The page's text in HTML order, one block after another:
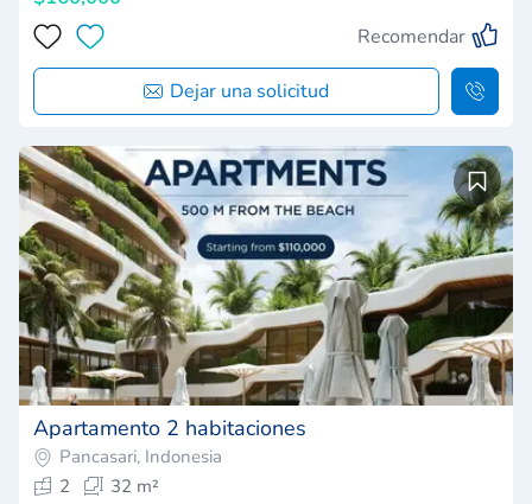
Recomendar
Dejar una solicitud
Apartamento 2 habitaciones
Pancasari, Indonesia
2
32 m²